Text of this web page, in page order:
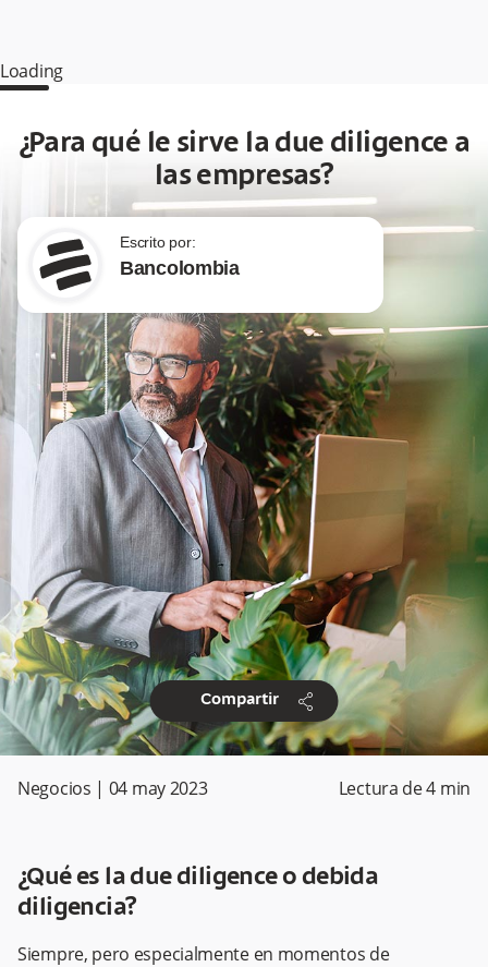
Loading
¿Para qué le sirve la due diligence a
las empresas?
Escrito por:
Bancolombia
Compartir share
Negocios | 04 may 2023 Lectura de4 min
¿Qué es la due diligence o debida
diligencia?
Siempre, pero especialmente en momentos de